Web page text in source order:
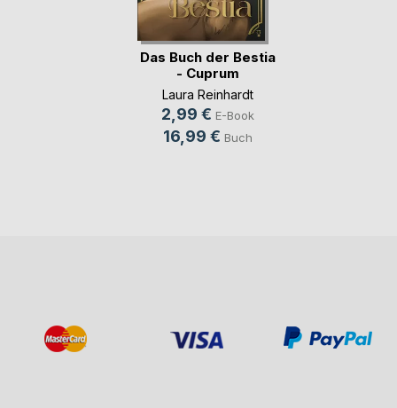
Das Buch der Bestia
- Cuprum
Laura Reinhardt
2,99 € E-Book
16,99 € Buch